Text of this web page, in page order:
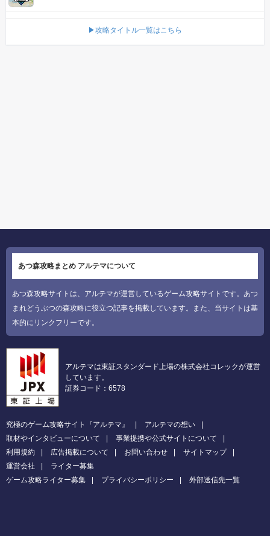
▶攻略タイトル一覧はこちら
あつ森攻略まとめ アルテマについて
あつ森攻略サイトは、アルテマが運営しているゲーム攻略サイトです。あつ
まれどうぶつの森攻略に役立つ記事を掲載しています。また、当サイトは基
本的にリンクフリーです。
アルテマは東証スタンダード上場の株式会社コレックが運営
しています。
証券コード：6578
究極のゲーム攻略サイト『アルテマ』
アルテマの想い
取材やインタビューについて
事業提携や公式サイトについて
利用規約
広告掲載について お問い合わせ
サイトマップ
運営会社
ライター募集
ゲーム攻略ライター募集
プライバシーポリシー 外部送信先一覧